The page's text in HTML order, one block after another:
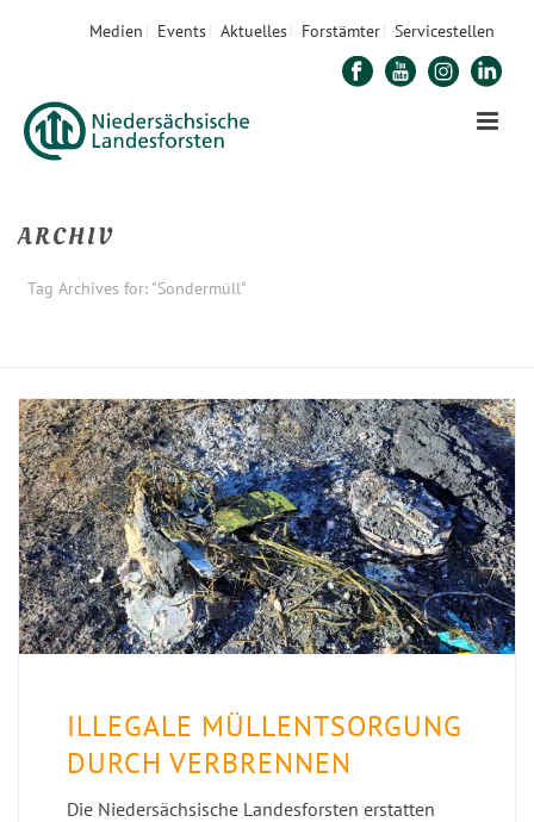
Medien Events Aktuelles Forstämter Servicestellen
ARCHIV
Tag Archives for: "Sondermüll"
ILLEGALE MÜLLENTSORGUNG
DURCH VERBRENNEN
Die Niedersächsische Landesforsten erstatten